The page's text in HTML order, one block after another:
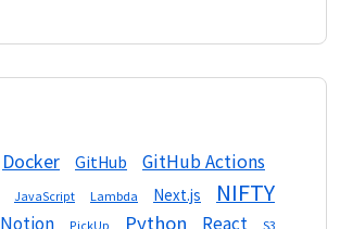
Docker GitHub GitHub Actions
JavaScript Lambda Next.js
NIFTY
Notion PickUp Python React S3